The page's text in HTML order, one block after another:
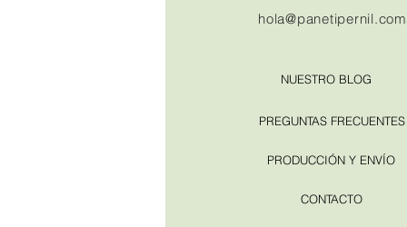
NUESTRO BLOG
PREGUNTAS FRECUENTES
PRODUCCIÓN Y ENVÍO
CONTACTO
hola@panetipernil.com